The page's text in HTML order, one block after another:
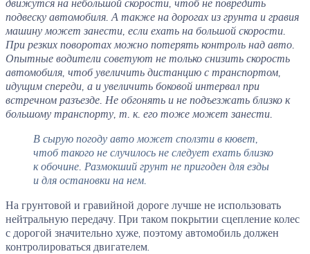
подвеску автомобиля. А также на дорогах из грунта и гравия
машину может занести, если ехать на большой скорости.
При резких поворотах можно потерять контроль над авто.
Опытные водители советуют не только снизить скорость
автомобиля, чтоб увеличить дистанцию с транспортом,
идущим спереди, а и увеличить боковой интервал при
встречном разъезде. Не обгонять и не подъезжать близко к
большому транспорту, т. к. его тоже может занести.
В сырую погоду авто может сползти в кювет,
чтоб такого не случилось не следует ехать близко
к обочине. Размокший грунт не пригоден для езды
и для остановки на нем.
На грунтовой и гравийной дороге лучше не использовать
нейтральную передачу. При таком покрытии сцепление колес
с дорогой значительно хуже, поэтому автомобиль должен
контролироваться двигателем.